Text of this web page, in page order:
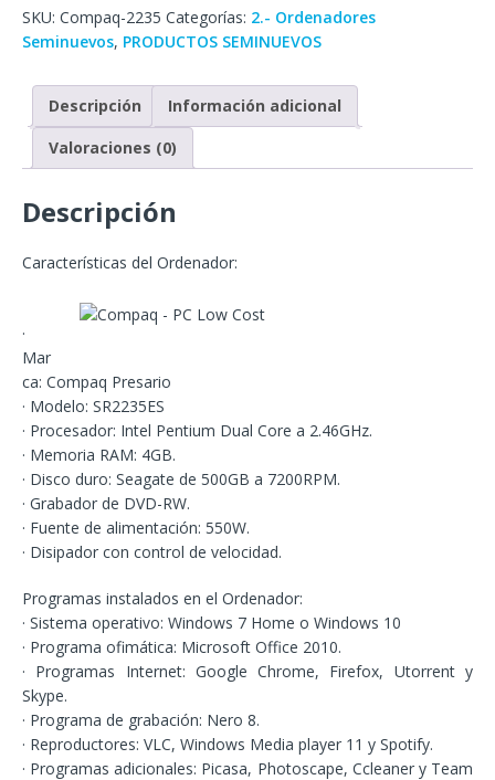
SKU: Compaq-2235 Categorías: 2.- Ordenadores
Seminuevos, PRODUCTOS SEMINUEVOS
Descripción
Información adicional
Valoraciones (0)
Descripción
Características del Ordenador:
·
Mar
ca: Compaq Presario
· Modelo: SR2235ES
· Procesador: Intel Pentium Dual Core a 2.46GHz.
· Memoria RAM: 4GB.
· Disco duro: Seagate de 500GB a 7200RPM.
· Grabador de DVD-RW.
· Fuente de alimentación: 550W.
· Disipador con control de velocidad.
Programas instalados en el Ordenador:
· Sistema operativo: Windows 7 Home o Windows 10
· Programa ofimática: Microsoft Office 2010.
· Programas Internet: Google Chrome, Firefox, Utorrent y
Skype.
· Programa de grabación: Nero 8.
· Reproductores: VLC, Windows Media player 11 y Spotify.
· Programas adicionales: Picasa, Photoscape, Ccleaner y Team